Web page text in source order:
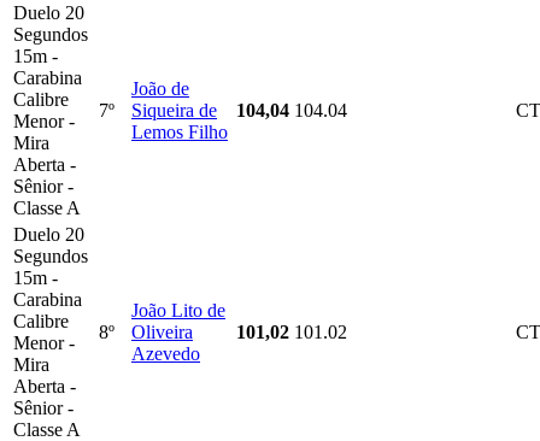
Duelo 20
Segundos
15m -
Carabina
Calibre
Menor -
Mira
Aberta -
Sênior -
Classe A
7º
João de
Siqueira de
Lemos Filho
104,04 104.04
Duelo 20
Segundos
15m -
Carabina
Calibre
Menor -
Mira
Aberta -
Sênior -
Classe A
8º
João Lito de
Oliveira
Azevedo
101,02 101.02